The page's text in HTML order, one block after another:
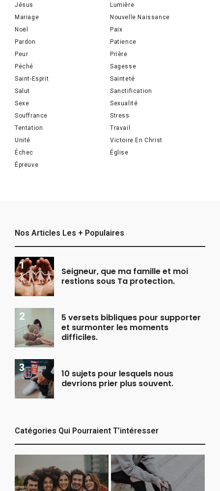
Jésus
Lumière
Mariage
Nouvelle Naissance
Noël
Paix
Pardon
Patience
Peur
Prière
Péché
Sagesse
Saint-Esprit
Sainteté
Salut
Sanctification
Sexe
Sexualité
Souffrance
Stress
Tentation
Travail
Unité
Victoire En Christ
Échec
Église
Épreuve
Nos Articles Les + Populaires
Seigneur, que ma famille et moi
restions sous Ta protection.
5 versets bibliques pour supporter
et surmonter les moments
difficiles.
10 sujets pour lesquels nous
devrions prier plus souvent.
Catégories Qui Pourraient T’intéresser